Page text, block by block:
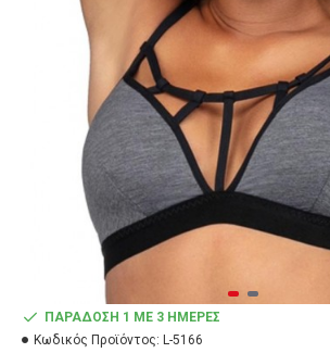
ΠΑΡΆΔΟΣΗ 1 ΜΕ 3 ΗΜΈΡΕΣ
Κωδικός Προϊόντος: L-5166